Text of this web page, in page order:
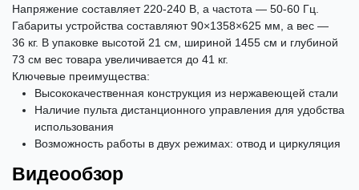
Напряжение составляет 220-240 В, а частота — 50-60 Гц.
Габариты устройства составляют 90×1358×625 мм, а вес —
36 кг. В упаковке высотой 21 см, шириной 1455 см и глубиной
73 см вес товара увеличивается до 41 кг.
Ключевые преимущества:
Высококачественная конструкция из нержавеющей стали
Наличие пульта дистанционного управления для удобства
использования
Возможность работы в двух режимах: отвод и циркуляция
Видеообзор